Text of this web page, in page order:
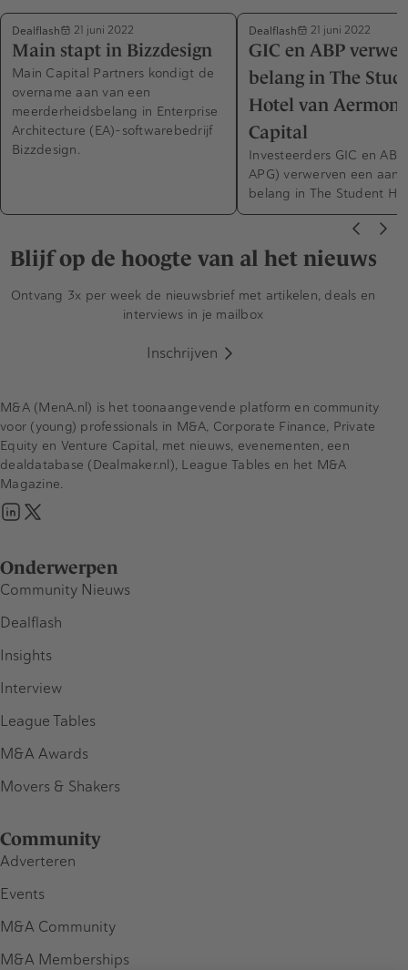
Dealflash 21 juni 2022
Main stapt in Bizzdesign
Main Capital Partners kondigt de
overname aan van een
meerderheidsbelang in Enterprise
Architecture (EA)-softwarebedrijf
Bizzdesign.
Dealflash 21 juni 2022
GIC en ABP
belang in The
Hotel van Aermont
Capital
Investeerders GIC en
APG) verwerven een
belang in The Student
Blijf op de hoogte van al het nieuws
Ontvang 3x per week de nieuwsbrief met artikelen, deals en
interviews in je mailbox
Inschrijven
Onderwerpen
Community Nieuws
Dealflash
Insights
Interview
League Tables
M&A Awards
Movers & Shakers
Community
Adverteren
Events
M&A Community
M&A Memberships
M&A (MenA.nl) is het toonaangevende platform en community
voor (young) professionals in M&A, Corporate Finance, Private
Equity en Venture Capital, met nieuws, evenementen, een
dealdatabase (Dealmaker.nl), League Tables en het M&A
Magazine.